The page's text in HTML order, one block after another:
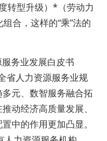
转型升级）*（劳动力
合，这样的“乘”法的
务业发展白皮书
省人力资源服务业规
元、数智服务融合拓
动经济高质量发展、
中的作用更加凸显。